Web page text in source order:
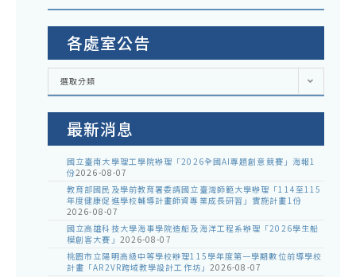
各處室公告
各
室
選取分類
最新消息
國立臺南大學理工學院辦理「2026全國AI專題創意競賽」海報1
份2026-08-07
教育部國民及學前教育署委請國立臺灣師範大學辦理「114至115
年度健康促進學校輔導計畫師資專業成長研習」實施計畫1份
2026-08-07
國立高雄科技大學海事學院造船及海洋工程系辦理「2026學生船
模創客大賽」 2026-08-07
桃園市立陽明高級中等學校辦理115學年度第一學期數位前導學校
計畫「AR2VR跨域教學設計工作坊」 2026-08-07